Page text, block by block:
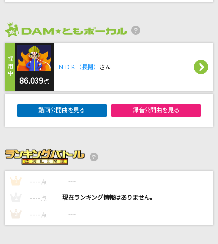
風になる
SIX LOUNGE
[生音]祇園闇桜
大我慢大会
BUMP OF CHICKEN
Over Drive<フルコーラスバージョン>
JUDY AND MARY
黒髪海峡
藤崎詩乃
Promise
86.039点
ＮＤＫ（長閑） さん
動画公開曲を見る 録音公開曲を見る
1 ---- 点 ----
---- 点 ----
3 ---- 点 ----